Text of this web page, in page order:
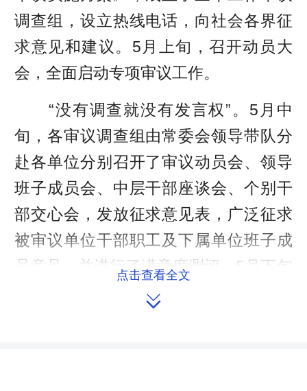
调查组，设立热线电话，向社会各界征
求意见和建议。5月上旬，召开动员大
会，全面启动专项审议工作。
“没有调查就没有发言权”。5月中
旬，各审议调查组由常委会领导带队分
赴各单位分别召开了审议动员会、领导
班子成员会、中层干部座谈会、个别干
部交心会，发放征求意见表，广泛征求
被审议单位干部职工及下属单位班子成
员意见，并进行了满意度测评。5月下旬
开始，调查组深入到与被审议单位有工
点击查看全文
